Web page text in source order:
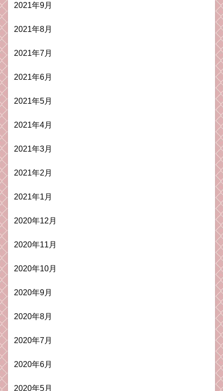
2021年9月
2021年8月
2021年7月
2021年6月
2021年5月
2021年4月
2021年3月
2021年2月
2021年1月
2020年12月
2020年11月
2020年10月
2020年9月
2020年8月
2020年7月
2020年6月
2020年5月